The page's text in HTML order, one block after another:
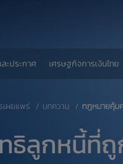
ะประกาศ เศรษฐกิจการเงินไทย
เผยแพร่ บทความ กฎหมายคุ้ม
ลูกหนี้ที่ถู